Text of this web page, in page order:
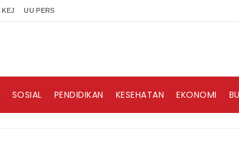
KEJ UU PERS
SOSIAL PENDIDIKAN KESEHATAN EKONOMI